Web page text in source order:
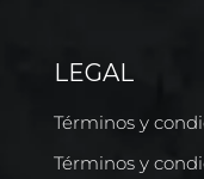
LEGAL
Términos y
Términos y